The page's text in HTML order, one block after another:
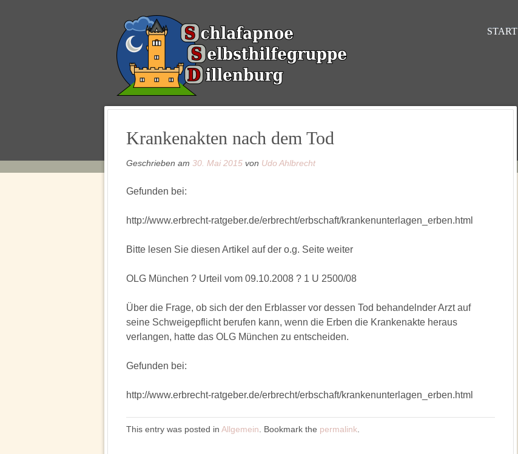
START
Krankenakten nach dem Tod
Geschrieben am 30. Mai 2015 von Udo Ahlbrecht
Gefunden bei:
http://www.erbrecht-ratgeber.de/erbrecht/erbschaft/krankenunterlagen_erben.html
Bitte lesen Sie diesen Artikel auf der o.g. Seite weiter
OLG München ? Urteil vom 09.10.2008 ? 1 U 2500/08
Über die Frage, ob sich der den Erblasser vor dessen Tod behandelnder Arzt auf
seine Schweigepflicht berufen kann, wenn die Erben die Krankenakte heraus
verlangen, hatte das OLG München zu entscheiden.
Gefunden bei:
http://www.erbrecht-ratgeber.de/erbrecht/erbschaft/krankenunterlagen_erben.html
This entry was posted in Allgemein . Bookmark the permalink